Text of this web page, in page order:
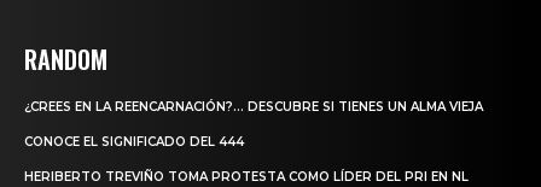
RANDOM
¿CREES EN LA REENCARNACIÓN?… DESCUBRE SI TIENES UN ALMA VIEJA
CONOCE EL SIGNIFICADO DEL 444
HERIBERTO TREVIÑO TOMA PROTESTA COMO LÍDER DEL PRI EN NL